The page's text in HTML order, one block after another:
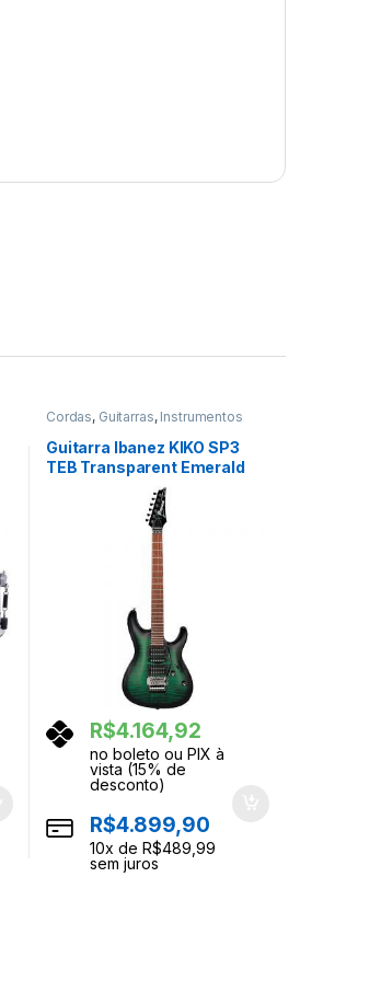
Cordas, Guitarras, Instrumentos
Guitarra Ibanez KIKO SP3
TEB Transparent Emerald
R$4.164,92
no boleto ou PIX à
vista (15% de
desconto)
R$4.899,90
10x de R$489,99
sem juros